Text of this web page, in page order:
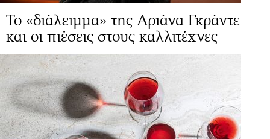
Το «διάλειμμα» της Αριάνα Γκράντε
και οι πιέσεις στους καλλιτέχνες